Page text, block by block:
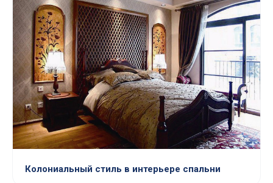
Колониальный стиль в интерьере спальни